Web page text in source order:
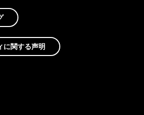
に関する声明